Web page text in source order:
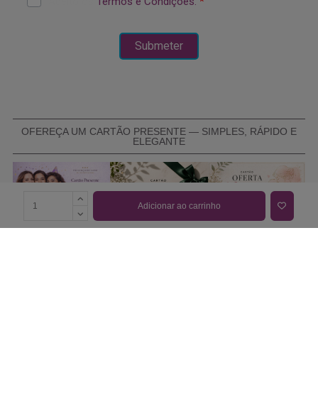
Adicionar ao carrinho
OFEREÇA UM CARTÃO PRESENTE — SIMPLES, RÁPIDO E
ELEGANTE